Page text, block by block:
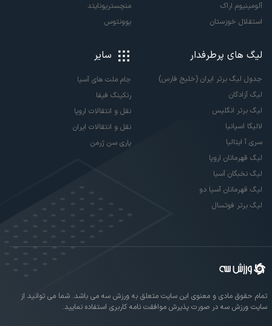
آلومینیوم اراک
استقلال خوزستان
منچستریونایتد
یوونتوس
لیگ های پرطرفدار
جدول لیگ برتر ایران (خلیج فارس)
لیگ آزادگان
لیگ برتر انگلیس
لالیگا اسپانیا
سری آ ایتالیا
لیگ قهرمانان اروپا
لیگ نخبگان آسیا
لیگ قهرمانان آسیا دو
لیگ برتر فوتسال
سایر
جام ملت های آسیا
رنکینگ فیفا
نقل و انتقالات اروپا
نقل و انتقالات ایران
پاری سن ژرمن
تمام حقوق مادی و معنوی این سایت متعلق به ورزش سه می باشد. شما می توانید از
سایت ورزش سه در صورت پذیرش موافقت نامه کاربری استفاده نمایید.